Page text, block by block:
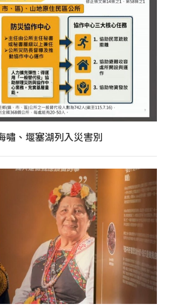
嘯、堰塞湖列入災害別